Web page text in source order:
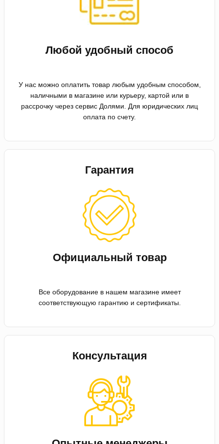
Любой удобный способ
У нас можно оплатить товар любым удобным способом,
наличными в магазине или курьеру, картой или в
рассрочку через сервис Долями. Для юридических лиц
оплата по счету.
Гарантия
Официальный товар
Все оборудование в нашем магазине имеет
соответствующую гарантию и сертификаты.
Консультация